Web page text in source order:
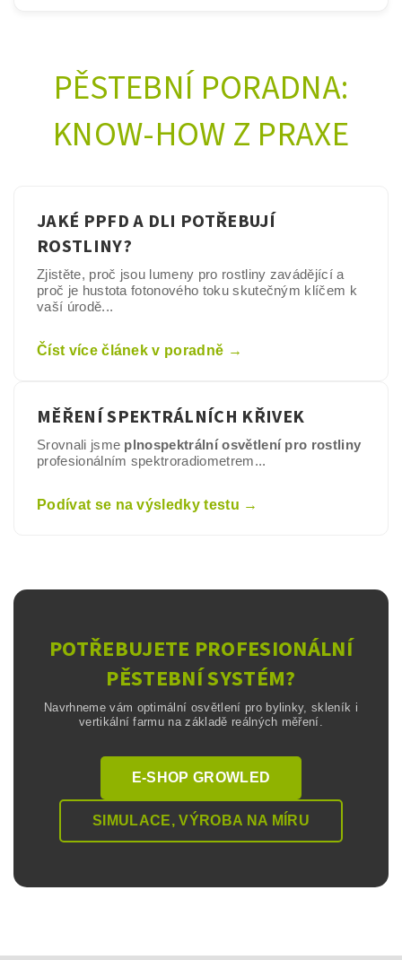
PĚSTEBNÍ PORADNA:
KNOW-HOW Z PRAXE
JAKÉ PPFD A DLI POTŘEBUJÍ
ROSTLINY?
Zjistěte, proč jsou lumeny pro rostliny zavádějící a
proč je hustota fotonového toku skutečným klíčem k
vaší úrodě...
Číst více článek v poradně →
MĚŘENÍ SPEKTRÁLNÍCH KŘIVEK
Srovnali jsme plnospektrální osvětlení pro rostliny
profesionálním spektroradiometrem...
Podívat se na výsledky testu →
POTŘEBUJETE PROFESIONÁLNÍ
PĚSTEBNÍ SYSTÉM?
Navrhneme vám optimální osvětlení pro bylinky, skleník i
vertikální farmu na základě reálných měření.
E-SHOP GROWLED
SIMULACE, VÝROBA NA MÍRU